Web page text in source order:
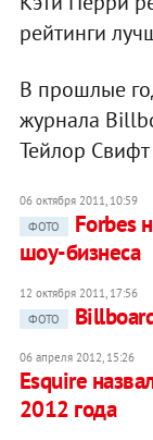
рейтинги
В прошлые
журнала
Тейлор
06 октября 2011, 10:59
ФОТО
Forbes
шоу-бизнеса
12 октября 2011, 17:56
ФОТО
06 апреля 2012, 15:26
Esquire
2012 года